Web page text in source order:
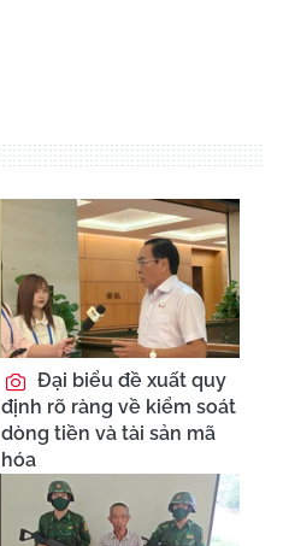
Đại biểu đề xuất quy
định rõ ràng về kiểm soát
dòng tiền và tài sản mã
hóa